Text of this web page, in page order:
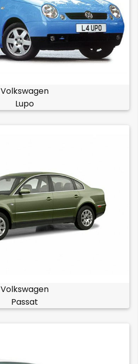
Volkswagen
Lupo
Volkswagen
Passat